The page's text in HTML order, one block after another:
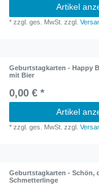
Artikel
*zzgl. ges. MwSt. zzgl.
Geburtstagkarten - Happy
mit Bier
0,00 € *
Artikel
*zzgl. ges. MwSt. zzgl.
Geburtstagkarten - Schön,
Schmetterlinge